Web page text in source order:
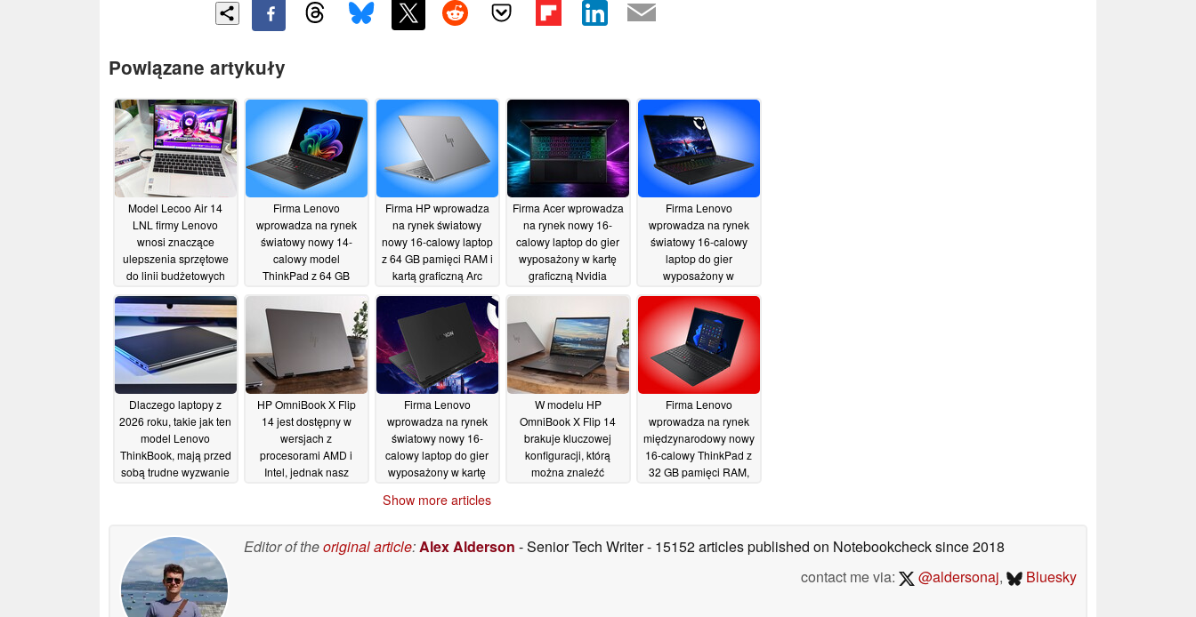
Powiązane artykuły
Model Lecoo Air 14
LNL firmy Lenovo
wnosi znaczące
ulepszenia sprzętowe
do linii budżetowych
10/07/2026
Firma Lenovo
wprowadza na rynek
światowy nowy 14-
calowy model
ThinkPad z 64 GB
procesorami Intel
Panther Lake
10/07/2026
Firma HP wprowadza
na rynek światowy
nowy 16-calowy laptop
z 64 GB pamięci RAM i
kartą graficzną Arc
10/07/2026
Firma Acer wprowadza
na rynek nowy 16-
calowy laptop do gier
wyposażony w kartę
graficzną Nvidia
oraz wyświetlacz o
częstotliwości
odświeżania 180 Hz
09/07/2026
Firma Lenovo
wprowadza na rynek
światowy 16-calowy
laptop do gier
wyposażony w
Ultra 9 290HX Plus
oraz kartę graficzną
Nvidia GeForce RTX
5070 12 GB08/07/2026
Dlaczego laptopy z
2026 roku, takie jak ten
model Lenovo
ThinkBook, mają przed
sobą trudne wyzwanie
HP OmniBook X Flip
14 jest dostępny w
wersjach z
procesorami AMD i
Intel, jednak nasz
Firma Lenovo
wprowadza na rynek
światowy nowy 16-
calowy laptop do gier
wyposażony w kartę
GeForce RTX 5070 o
wyświetlacz OLED o
częstotliwości
W modelu HP
OmniBook X Flip 14
brakuje kluczowej
konfiguracji, którą
można znaleźć
Firma Lenovo
wprowadza na rynek
międzynarodowy nowy
16-calowy ThinkPad z
32 GB pamięci RAM,
oraz procesorami AMD
Ryzen
Show more articles
Editor of theoriginal article:Alex Alderson - Senior Tech Writer- 15152 articles published on Notebookchecksince 2018
contact me via:
@aldersonaj, Bluesky